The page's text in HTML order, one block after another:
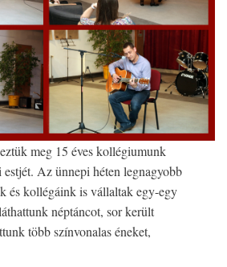
meg 15 éves kollégiumunk
estjét. Az ünnepi héten legnagyobb
és kollégáink is vállaltak egy-egy
néptáncot, sor került
több színvonalas éneket,